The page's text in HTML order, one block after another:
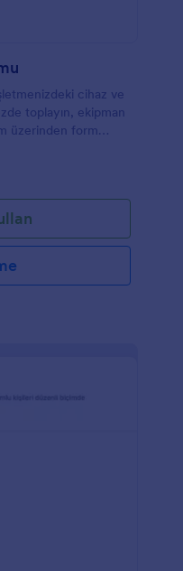
cihaz ve
toplayın, ekipman
üzerinden form